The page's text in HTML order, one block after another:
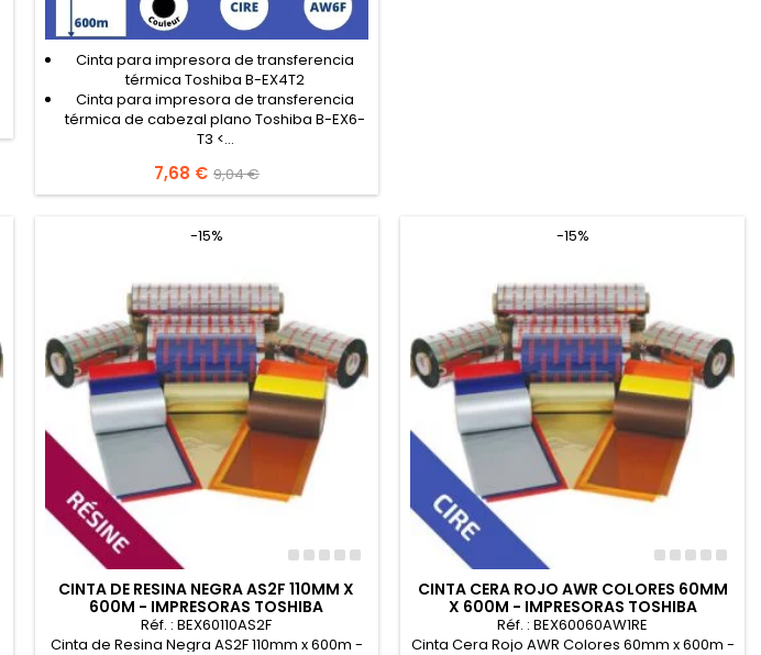
Cinta para impresora de transferencia
térmica Toshiba B-EX4T2
Cinta para impresora de transferencia
térmica de cabezal plano Toshiba B-EX6-
T3 <...
Precio
7,68 € Precio
base
9,04 €
-15%
CINTA DE RESINA NEGRA AS2F 110MM X
600M - IMPRESORAS TOSHIBA
Réf. : BEX60110AS2F
Cinta de Resina Negra AS2F 110mm x 600m -
-15%
CINTA CERA ROJO AWR COLORES 60MM
X 600M - IMPRESORAS TOSHIBA
Réf. : BEX60060AW1RE
Cinta Cera Rojo AWR Colores 60mm x 600m -